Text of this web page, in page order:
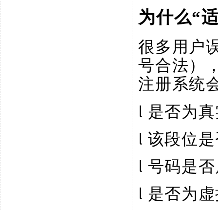
为什么“
很多用户
号合法）
注册系统
l 是否为
l 该段位
l 号码是
l 是否为